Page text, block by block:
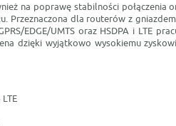
na poprawę stabilności połączenia
Przeznaczona dla routerów z
EDGE/UMTS oraz HSDPA i LTE
dzięki wyjątkowo wysokiemu